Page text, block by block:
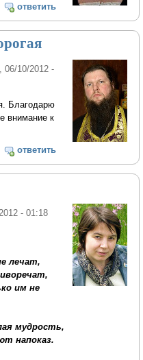
ответить
, 06/10/2012 -
Благодарю
внимание к
ответить
- 01:18
лечат,
им не
мудрость,
напоказ.